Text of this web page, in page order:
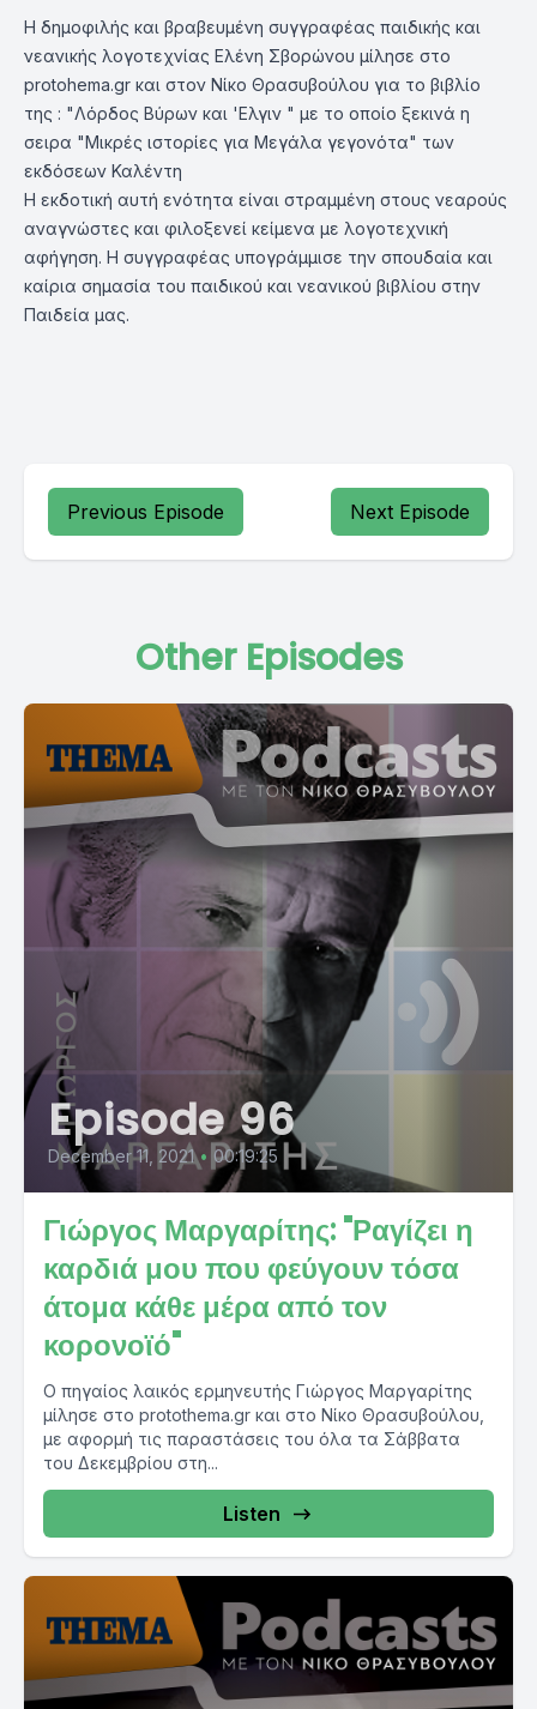
Η δημοφιλής και βραβευμένη συγγραφέας παιδικής και
νεανικής λογοτεχνίας Ελένη Σβορώνου μίλησε στο
protohema.gr και στον Νίκο Θρασυβούλου για το βιβλίο
της : "Λόρδος Βύρων και 'Ελγιν " με το οποίο ξεκινά η
σειρα "Μικρές ιστορίες για Μεγάλα γεγονότα" των
εκδόσεων Καλέντη
Η εκδοτική αυτή ενότητα είναι στραμμένη στους νεαρούς
αναγνώστες και φιλοξενεί κείμενα με λογοτεχνική
αφήγηση. Η συγγραφέας υπογράμμισε την σπουδαία και
καίρια σημασία του παιδικού και νεανικού βιβλίου στην
Παιδεία μας.
Previous Episode Next Episode
Other Episodes
Episode 96
December 11, 2021 • 00:19:25
Γιώργος Μαργαρίτης: "Ραγίζει η
καρδιά μου που φεύγουν τόσα
άτομα κάθε μέρα από τον
κορονοϊό"
Ο πηγαίος λαικός ερμηνευτής Γιώργος Μαργαρίτης
μίλησε στο protothema.gr και στο Νίκο Θρασυβούλου,
με αφορμή τις παραστάσεις του όλα τα Σάββατα
του Δεκεμβρίου στη...
Listen